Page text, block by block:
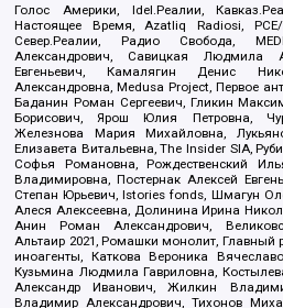
Голос Америки, Idel.Реалии,
Настоящее Время, Azatliq Radiosi, PCE/
Север.Реалии, Радио Свобода,
Александрович, Савицкая Людмила
Евгеньевич, Камалягин Денис
Александровна, Medusa Project, Первое
Баданин Роман Сергеевич, Гликин
Борисович, Ярош Юлия Петровна,
Железнова Мария Михайловна,
Елизавета Витальевна, The Insider SIA,
Софья Романовна, Рождественский
Владимировна, Постернак Алексей
Степан Юрьевич, Istories fonds, Шмагун
Алеся Алексеевна, Долинина Ирина
Анин Роман Александрович,
Альтаир 2021, Ромашки монолит, Главный
иноагенты, Каткова Вероника
Кузьмина Людмила Гавриловна,
Александр Иванович, Жилкин
Владимир Александрович, Тихонов